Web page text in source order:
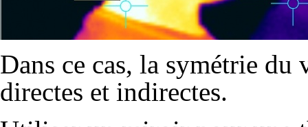
Dans ce cas, la symétrie du
directes et indirectes.